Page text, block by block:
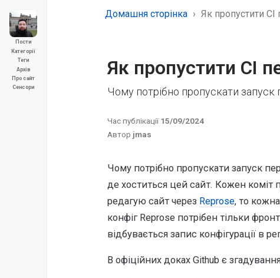
Пости
Категорії
Теги
Архів
Про сайт
Сенсори
Домашня сторінка Як пропустити CI
Як пропустити CI
Чому потрібно пропускати запуск
Час публікації15/09/2024
Автор jmas
Чому потрібно пропускати запуск
де хоститься цей сайт. Кожен коміт
редагую сайт через Reprose, то
конфіг Reprose потрібен тільки
відбувається запис конфігурації в
В офіційних доках Github є